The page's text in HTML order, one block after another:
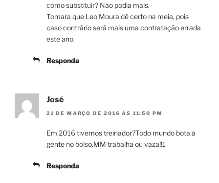
como substituir? Não podia mais.
Tomara que Leo Moura dê certo na meia, pois
caso contrário será mais uma contratação errada
este ano.
Responda
José
21 DE MARÇO DE 2016 ÀS 11:50 PM
Em 2016 tivemos treinador?Todo mundo bota a
gente no bolso.MM trabalha ou vaza!!1
Responda